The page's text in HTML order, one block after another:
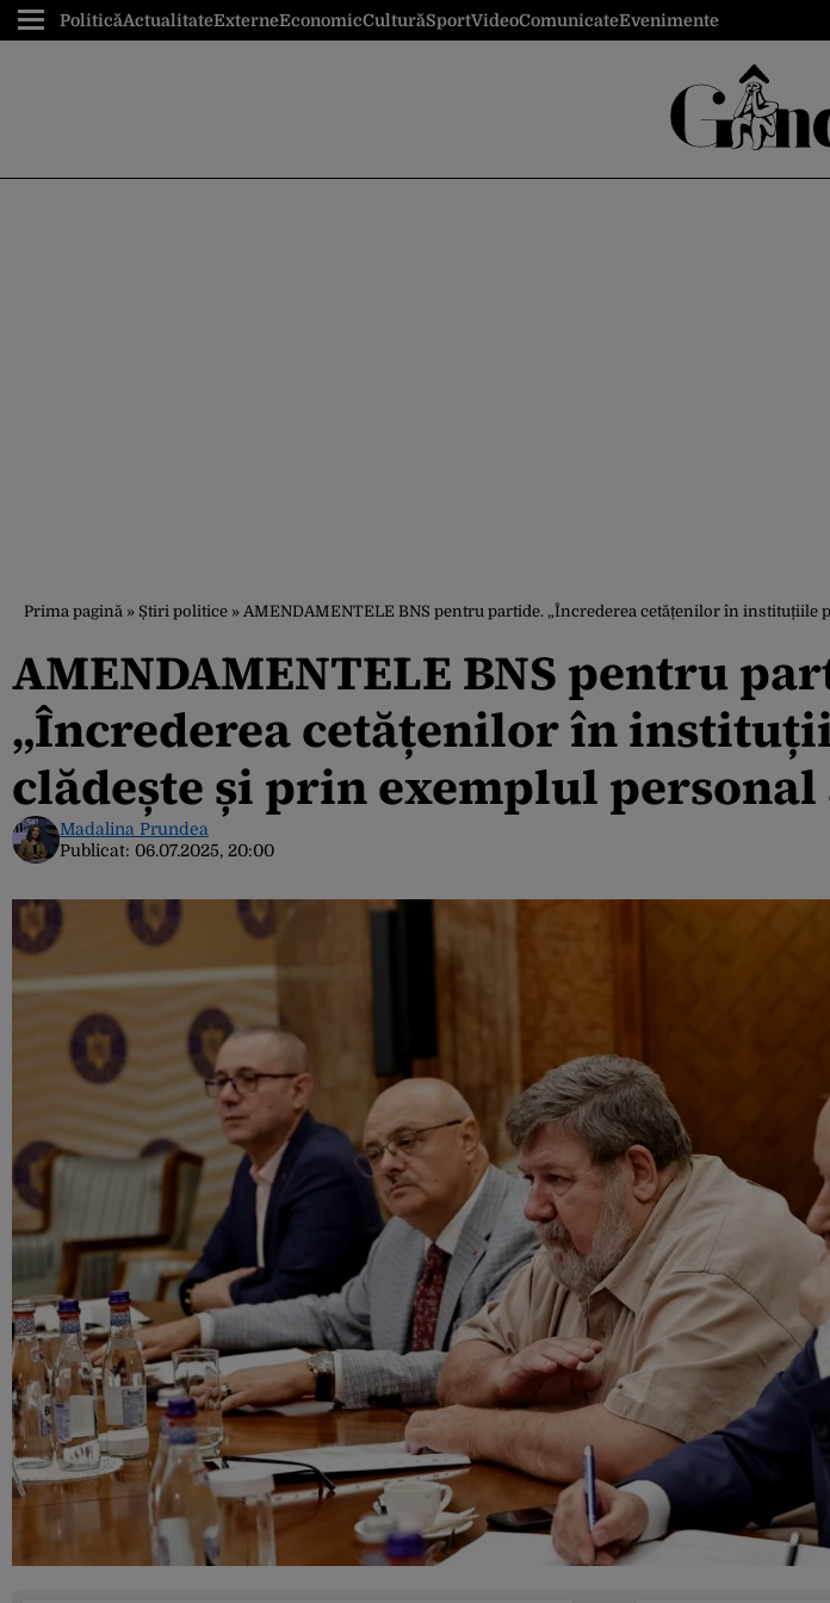
PoliticăActualitateExterneEconomicCulturăSportVideoComunicateEvenimente
Prima pagină » Știri politice » AMENDAMENTELE BNS pentru partide. „Încrederea cetățenilor în instituțiile
AMENDAMENTELE BNS pentru
„Încrederea cetățenilor în
clădește și prin exemplul personal
Madalina Prundea
Publicat: 06.07.2025, 20:00